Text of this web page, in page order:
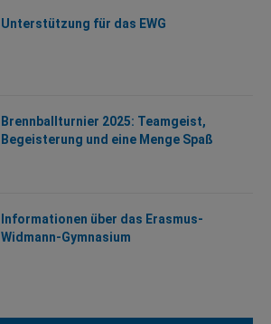
Unterstützung für das EWG
Brennballturnier 2025: Teamgeist,
Begeisterung und eine Menge Spaß
Informationen über das Erasmus-
Widmann-Gymnasium